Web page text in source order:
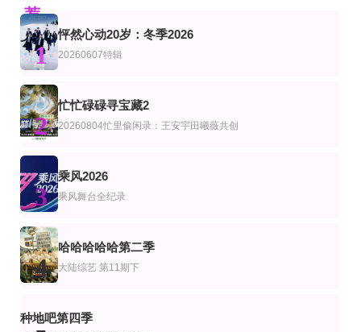
荐
更新至第20260530期
超级冰冰
第5集完结
争洛阳之官渡之战
更新至20260803期
脱口秀和Ta的朋友们 第3季
第10期完结
史上最佳
丹尼尔·托什,Kristen Doute,Joey Sasso,Teck Holmes
更新至第6期
卧底厨神
第20260702期
我们有救了
20260805大神版第3期：密神团飙戏圆谎
密室大逃脱8大神版
大张伟,许凯,周笔畅,彭昱畅,张真源
更新至07集
街头餐厅斗士
李连福,金浩允,金民成,郑镐泳,宋勋,洪锡天
第9期完结
四个婚礼第一季
Alana Aldridge,Tracy Allessendro,Melanie Boorman,Sarah Boyle,Krysia
更新至06集
血之游戏X
李尚敏,洪榛浩,박지민,곽범,서출구,하승진
第7集
女主角？圣女？不，我是杂役女仆(自豪)！
宫本侑芽,大久保瑠美,日笠阳子,天崎滉平,小野友树,堀江瞬,仲村宗悟
全08集
欢迎来到异人世界
非遗中国
路易·C·K 荒谬到笑
天才厨人
1
怦然心动20岁：冬季2026
20260607特辑
2
忙忙碌碌寻宝藏2
20260804忙里偷闲录：王安宇田曦薇共创
3
乘风2026
乘风舞台全纪录
4
哈哈哈哈哈第二季
大陆综艺 第11期下
种地吧第四季